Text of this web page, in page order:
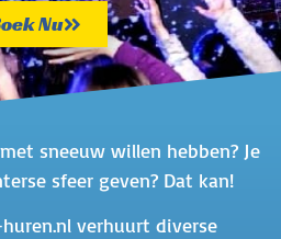
Nu
sneeuw willen hebben? Je
sfeer geven? Dat kan!
verhuurt diverse